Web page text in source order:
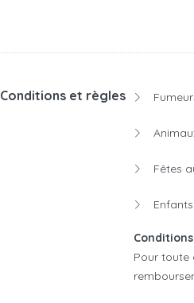
Conditions et règles
Fêtes
Pour toute